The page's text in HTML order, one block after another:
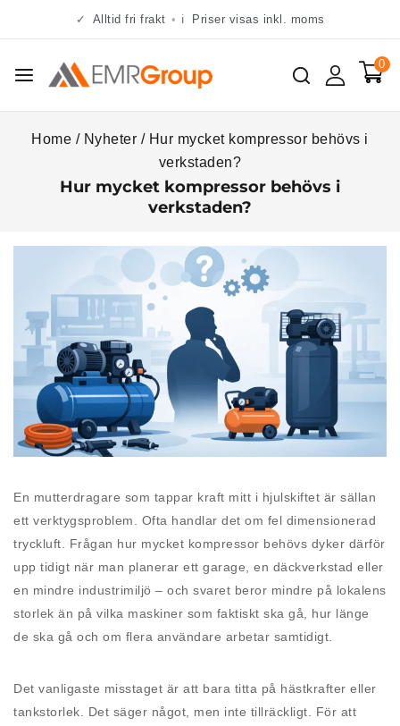
✓ Alltid fri frakt • ℹ Priser visas inkl. moms
0
Home / Nyheter / Hur mycket kompressor behövs i
verkstaden?
Hur mycket kompressor behövs i
verkstaden?
En mutterdragare som tappar kraft mitt i hjulskiftet är sällan
ett verktygsproblem. Ofta handlar det om fel dimensionerad
tryckluft. Frågan hur mycket kompressor behövs dyker därför
upp tidigt när man planerar ett garage, en däckverkstad eller
en mindre industrimiljö – och svaret beror mindre på lokalens
storlek än på vilka maskiner som faktiskt ska gå, hur länge
de ska gå och om flera användare arbetar samtidigt.
Det vanligaste misstaget är att bara titta på hästkrafter eller
tankstorlek. Det säger något, men inte tillräckligt. För att